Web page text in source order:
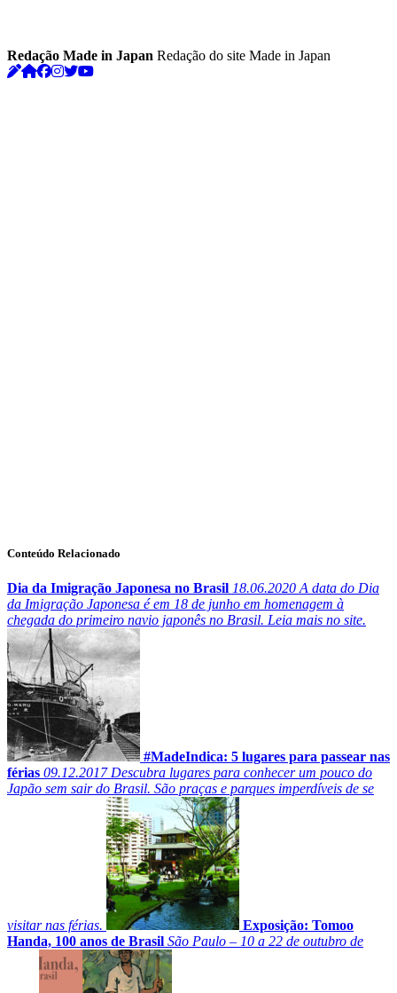
Redação Made in Japan Redação do site Made in Japan
Conteúdo Relacionado
Dia da Imigração Japonesa no Brasil 18.06.2020 A data do Dia
da Imigração Japonesa é em 18 de junho em homenagem à
chegada do primeiro navio japonês no Brasil. Leia mais no site.
#MadeIndica: 5 lugares para passear nas
férias 09.12.2017Descubra lugares para conhecer um pouco do
Japão sem sair do Brasil. São praças e parques imperdíveis de se
visitar nas férias.
Exposição: Tomoo
Handa, 100 anos de Brasil São Paulo – 10 a 22 de outubro de